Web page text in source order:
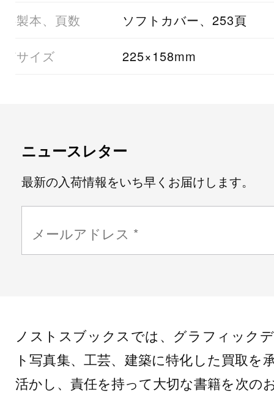
06製本、頁数 ソフトカバー、253頁
07サイズ 225×158mm
ニュースレター
最新の入荷情報をいち早くお届けします。
ノストスブックスでは、グラフィック
ト写真集、工芸、建築に特化した買取を
活かし、責任を持って大切な書籍を次の